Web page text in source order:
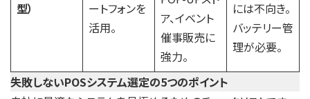
型）
ートフォンを
活用。
ア、イベント
催事販売に
強力。
には不向き。
バッテリー管
理が必要。
失敗しないPOSシステム選定の5つのポイント